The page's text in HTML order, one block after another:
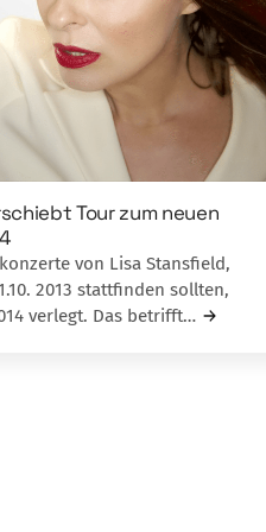
Tour zum neuen
von Lisa Stansfield,
2013 stattfinden sollten,
verlegt. Das betrifft…